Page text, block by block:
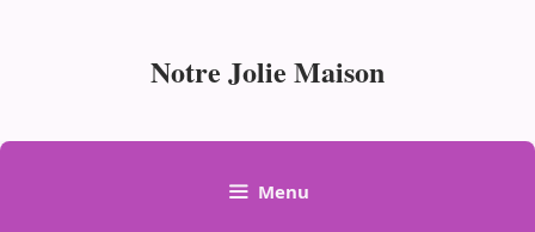
Notre Jolie Maison
Menu